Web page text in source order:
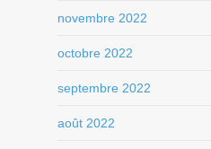
novembre 2022
octobre 2022
septembre 2022
août 2022